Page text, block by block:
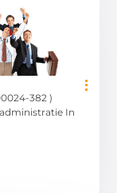
382 )
In